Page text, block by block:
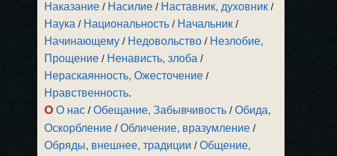
Наказание / Насилие / Наставник, духовник /
Наука / Национальность / Начальник /
Начинающему / Недовольство / Незлобие,
Прощение / Ненависть, злоба /
Нераскаянность, Ожесточение /
Нравственность.
О О нас /Обещание, Забывчивость /Обида,
Оскорбление /Обличение, вразумление /
Обряды, внешнее, традиции /Общение,